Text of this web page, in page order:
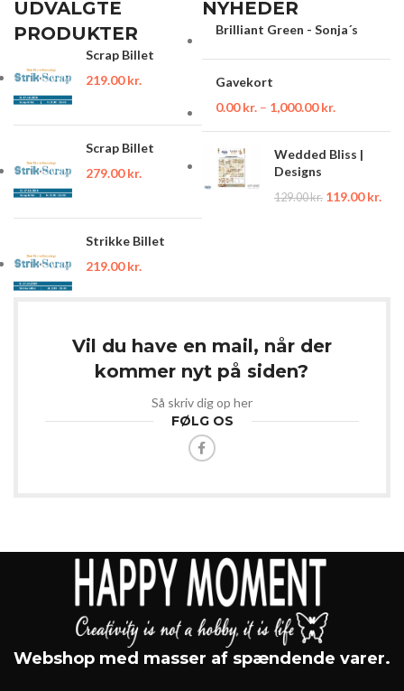
UDVALGTE
PRODUKTER
Scrap Billet
219.00kr.
Scrap Billet
279.00kr.
Strikke Billet
219.00kr.
NYHEDER
Brilliant Green - Sonja´s
Gavekort
0.00kr. – 1,000.00kr.
Wedded Bliss |
Designs
129.00kr. 119.00kr.
Vil du have en mail, når der
kommer nyt på siden?
Så skriv dig op her
FØLG OS
Webshop med masser af spændende varer.